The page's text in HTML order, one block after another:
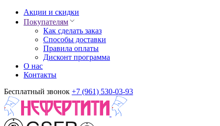
Акции и скидки
Покупателям
Как сделать заказ
Способы доставки
Правила оплаты
Дисконт программа
О нас
Контакты
Бесплатный звонок +7 (961) 530-03-93